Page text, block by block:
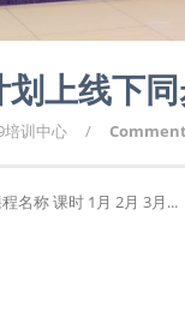
上线下
培训中心 /
名称 课时 1月 2月 3月...